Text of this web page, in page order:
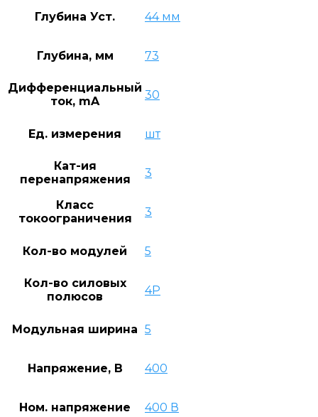
Глубина Уст. 44 мм
Глубина, мм 73
Дифференциальный
ток, mA
30
Ед. измерения шт
Кат-ия
перенапряжения
3
Класс
токоограничения
3
Кол-во модулей 5
Кол-во силовых
полюсов
4P
Модульная ширина 5
Напряжение, В 400
Ном. напряжение 400 В